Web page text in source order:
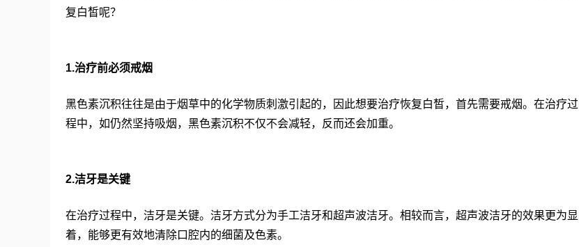
复白皙呢？
1.治疗前必须戒烟
黑色素沉积往往是由于烟草中的化学物质刺激引起的，因此想要治疗恢复白皙，首先需要戒烟。在治疗过
程中，如仍然坚持吸烟，黑色素沉积不仅不会减轻，反而还会加重。
2.洁牙是关键
在治疗过程中，洁牙是关键。洁牙方式分为手工洁牙和超声波洁牙。相较而言，超声波洁牙的效果更为显
着，能够更有效地清除口腔内的细菌及色素。